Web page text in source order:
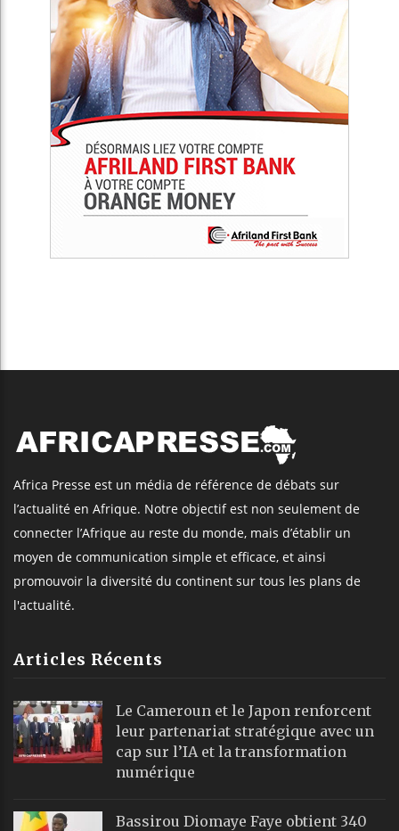
Africa Presse est un média de référence de débats sur
l’actualité en Afrique. Notre objectif est non seulement de
connecter l’Afrique au reste du monde, mais d’établir un
moyen de communication simple et efficace, et ainsi
promouvoir la diversité du continent sur tous les plans de
l'actualité.
Articles Récents
Le Cameroun et le Japon renforcent
leur partenariat stratégique avec un
cap sur l’IA et la transformation
numérique
Bassirou Diomaye Faye obtient 340